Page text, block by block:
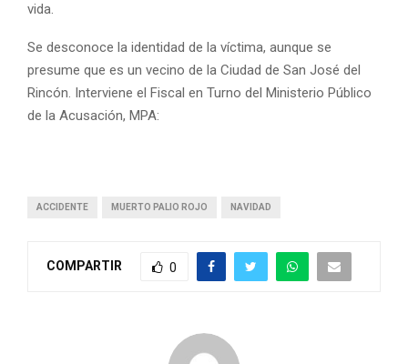
vida.
Se desconoce la identidad de la víctima, aunque se
presume que es un vecino de la Ciudad de San José del
Rincón. Interviene el Fiscal en Turno del Ministerio Público
de la Acusación, MPA:
ACCIDENTE MUERTO PALIO ROJO NAVIDAD
COMPARTIR 0